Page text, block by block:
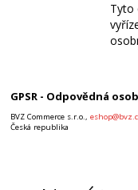
Tyto
GPSR - Odpovědná
BVZ Commerce s.r.o.,
Česká republika